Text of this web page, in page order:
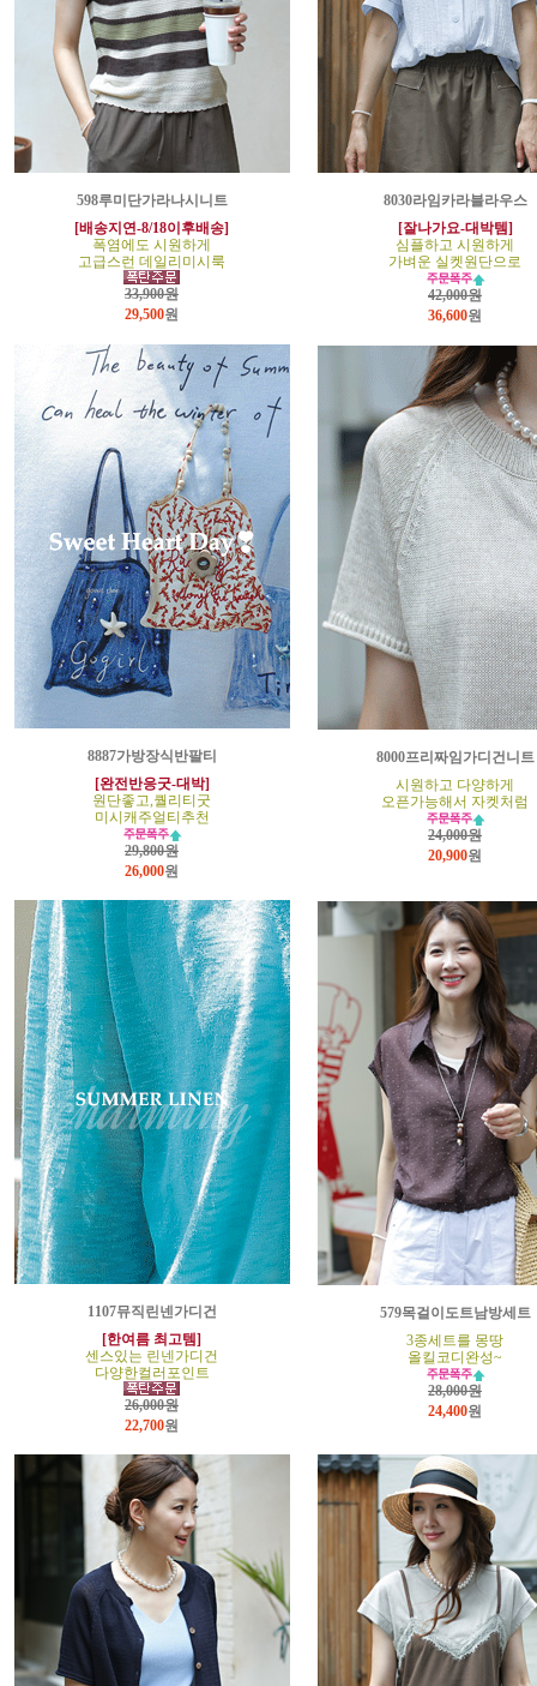
598루미단가라나시니트
[배송지연-8/18이후배송]
폭염에도 시원하게
고급스런 데일리미시룩
33,900원
29,500원
8030라임카라블라우스
[잘나가요-대박템]
심플하고 시원하게
가벼운 실켓원단으로
42,000원
36,600원
8887가방장식반팔티
[완전반응굿-대박]
원단좋고,퀄리티굿
미시캐주얼티추천
29,800원
26,000원
8000프리짜임가디건니트
시원하고 다양하게
오픈가능해서 자켓처럼
24,000원
20,900원
1107뮤직린넨가디건
[한여름 최고템]
센스있는 린넨가디건
다양한컬러포인트
26,000원
22,700원
579목걸이도트남방세트
3종세트를 몽땅
올킬코디완성~
28,000원
24,400원